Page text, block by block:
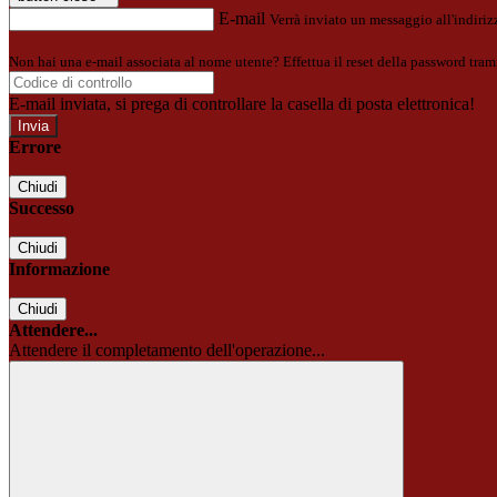
E-mail Verrà inviato un messaggio
Non hai una e-mail associata al nome utente? Effettua il reset della password
E-mail inviata, si prega di controllare la casella di posta elettronica!
Errore
Chiudi
Successo
Chiudi
Informazione
Chiudi
Attendere...
Attendere il completamento dell'operazione...